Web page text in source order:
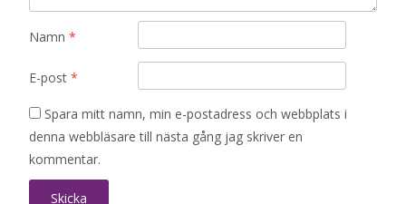
Namn *
E-post *
Spara mitt namn, min e-postadress och webbplats i
denna webbläsare till nästa gång jag skriver en
kommentar.